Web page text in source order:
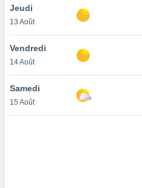
en
de
Jeudi
13 Août
Vendredi
14 Août
Samedi
15 Août